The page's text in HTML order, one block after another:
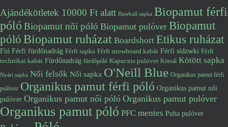
Ajándékötletek 10000 Ft alatt Baseball sapka Biopamut férfi
póló Biopamut női póló Biopamut pulóver Biopamut
pólóBiopamut ruházat Boardshort Etikus ruházat
Fiú Férfi fürdőnadrág Férfi sapka Férfi snowboard kabát Férfi sídzseki Férfi
technikai kabát Fürdőnadrág fürdőpóló Kapucnis pulóver Körsál Kötött sapka
Nyári sapka Női felsők Női sapka O'Neill Blue Organikus pamut férfi
pulóver Organikus pamut férfi póló Organikus pamut női
pulóver Organikus pamut női póló Organikus pamut pulóver
Organikus pamut póló PFC mentes Puha pulóver